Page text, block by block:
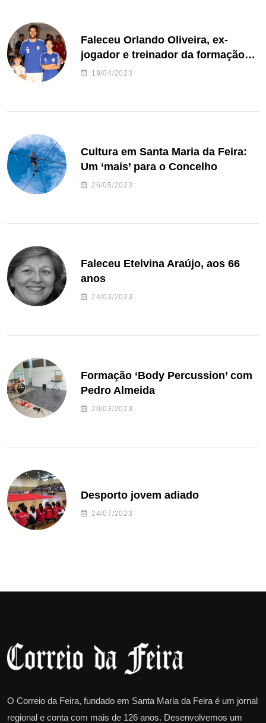
Faleceu Orlando Oliveira, ex-
jogador e treinador da formação
de andebol do Feirense
19/04/2023
Cultura em Santa Maria da Feira:
Um ‘mais’ para o Concelho
26/05/2023
Faleceu Etelvina Araújo, aos 66
anos
24/03/2023
Formação ‘Body Percussion’ com
Pedro Almeida
20/03/2023
Desporto jovem adiado
24/07/2023
O Correio da Feira, fundado em Santa Maria da Feira é um jornal
regional e conta com mais de 126 anos. Desenvolvemos um